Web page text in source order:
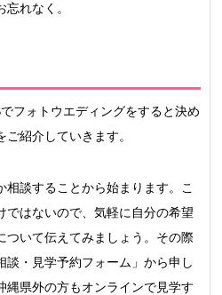
れなく。
フォトウエディングをすると決め
紹介していきます。
相談することから始まります。こ
ではないので、気軽に自分の希望
ついて伝えてみましょう。その際
談・見学予約フォーム」から申し
縄県外の方もオンラインで見学す